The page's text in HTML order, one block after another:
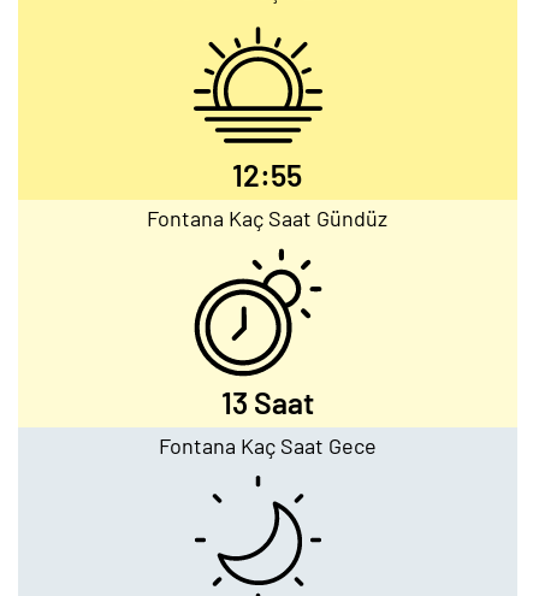
12:55
Fontana Kaç Saat Gündüz
13 Saat
Fontana Kaç Saat Gece